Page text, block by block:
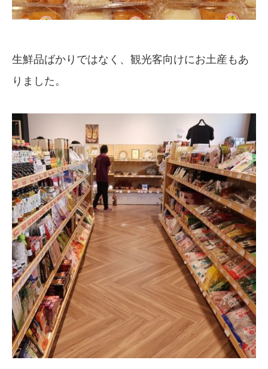
生鮮品ばかりではなく、観光客向けにお土産もあ
りました。